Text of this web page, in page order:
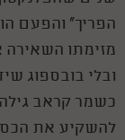
הפריך" והפעם
מזימתו השאירה
ובלי בובספוג
כשמר קראב
להשקיע את